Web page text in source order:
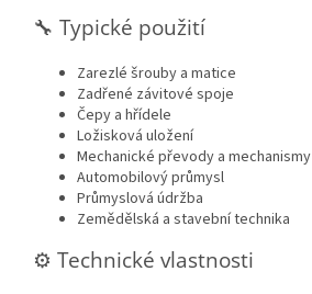
🔧 Typické použití
Zarezlé šrouby a matice
Zadřené závitové spoje
Čepy a hřídele
Ložisková uložení
Mechanické převody a mechanismy
Automobilový průmysl
Průmyslová údržba
Zemědělská a stavební technika
⚙️ Technické vlastnosti